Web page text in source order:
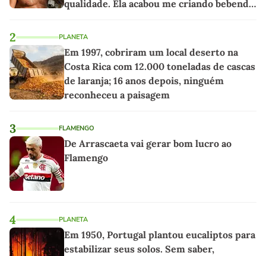
qualidade. Ela acabou me criando bebendo
2 PLANETA
Em 1997, cobriram um local deserto na
Costa Rica com 12.000 toneladas de cascas
de laranja; 16 anos depois, ninguém
reconheceu a paisagem
3 FLAMENGO
De Arrascaeta vai gerar bom lucro ao
Flamengo
4 PLANETA
Em 1950, Portugal plantou eucaliptos para
estabilizar seus solos. Sem saber,